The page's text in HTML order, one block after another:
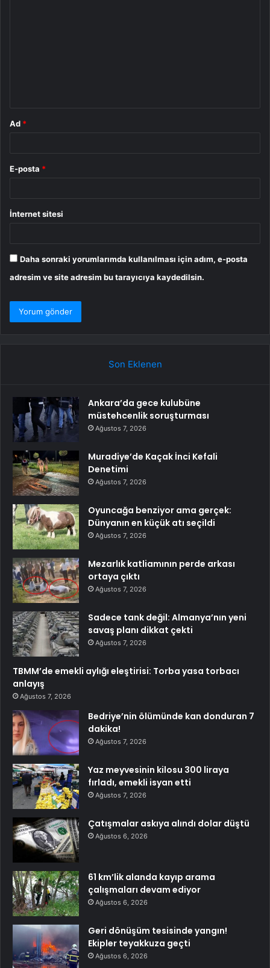
Ad *
E-posta *
İnternet sitesi
Daha sonraki yorumlarımda kullanılması için adım, e-posta
adresim ve site adresim bu tarayıcıya kaydedilsin.
Son Eklenen
Ankara’da gece kulubüne
müstehcenlik soruşturması
Ağustos 7, 2026
Muradiye’de Kaçak İnci Kefali
Denetimi
Ağustos 7, 2026
Oyuncağa benziyor ama gerçek:
Dünyanın en küçük atı seçildi
Ağustos 7, 2026
Mezarlık katliamının perde arkası
ortaya çıktı
Ağustos 7, 2026
Sadece tank değil: Almanya’nın yeni
savaş planı dikkat çekti
Ağustos 7, 2026
TBMM’de emekli aylığı eleştirisi: Torba yasa torbacı
anlayış
Ağustos 7, 2026
Bedriye’nin ölümünde kan donduran 7
dakika!
Ağustos 7, 2026
Yaz meyvesinin kilosu 300 liraya
fırladı, emekli isyan etti
Ağustos 7, 2026
Çatışmalar askıya alındı dolar düştü
Ağustos 6, 2026
61 km’lik alanda kayıp arama
çalışmaları devam ediyor
Ağustos 6, 2026
Geri dönüşüm tesisinde yangın!
Ekipler teyakkuza geçti
Ağustos 6, 2026